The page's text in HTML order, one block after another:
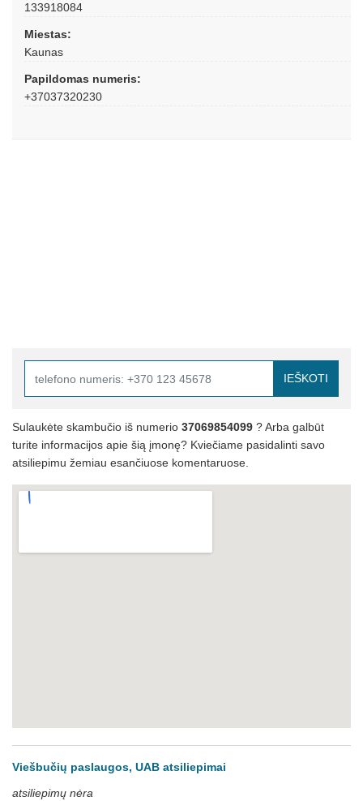
133918084
Miestas:
Kaunas
Papildomas numeris:
+37037320230
IEŠKOTI
Sulaukėte skambučio iš numerio 37069854099 ? Arba galbūt
turite informacijos apie šią įmonę? Kviečiame pasidalinti savo
atsiliepimu žemiau esančiuose komentaruose.
Viešbučių paslaugos, UAB atsiliepimai
atsiliepimų nėra